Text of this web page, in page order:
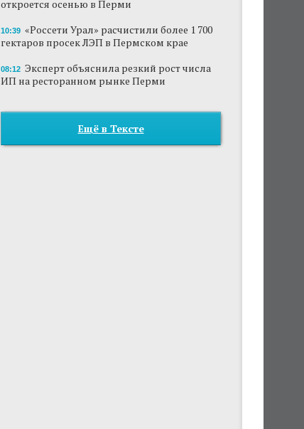
откроется осенью в Перми
10:39 «Россети Урал» расчистили более 1 700
гектаров просек ЛЭП в Пермском крае
08:12 Эксперт объяснила резкий рост числа
ИП на ресторанном рынке Перми
Ещё в Тексте